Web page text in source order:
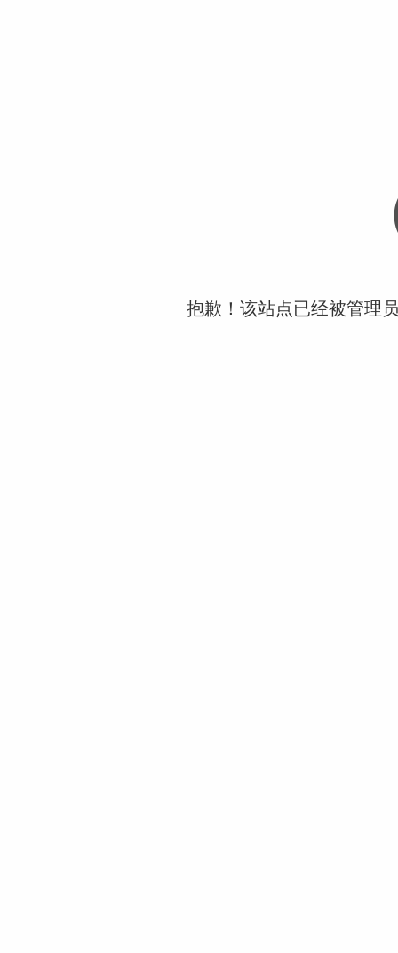
抱歉！该站点已经被管理